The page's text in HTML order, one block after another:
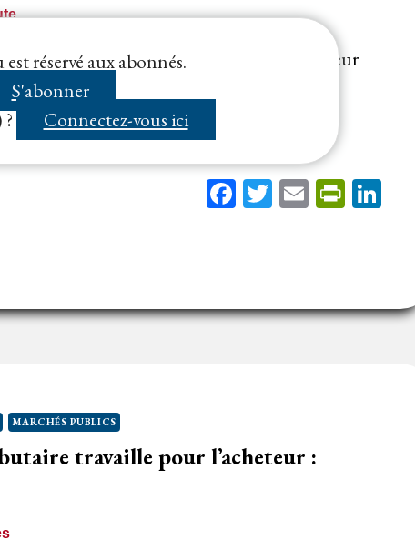
droit qui s’imposent au pouvoir adjudicateur
le principe d’impartialité, qui…...
réservé aux abonnés.
S'abonner
?
Connectez-vous ici
Facebook
Twitter
Email
MARCHÉS PUBLICS
travaille pour l’acheteur :